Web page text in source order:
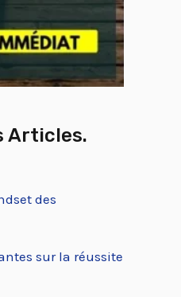
Articles.
des
sur la réussite